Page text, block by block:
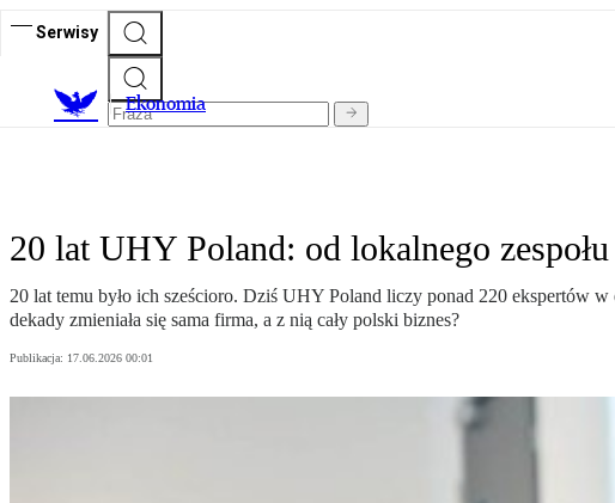
Serwisy
Ekonomia
20 lat UHY Poland: od lokalnego
20 lat temu było ich sześcioro. Dziś UHY Poland liczy ponad 220 ekspertów
dekady zmieniała się sama firma, a z nią cały polski biznes?
Publikacja: 17.06.2026 00:01